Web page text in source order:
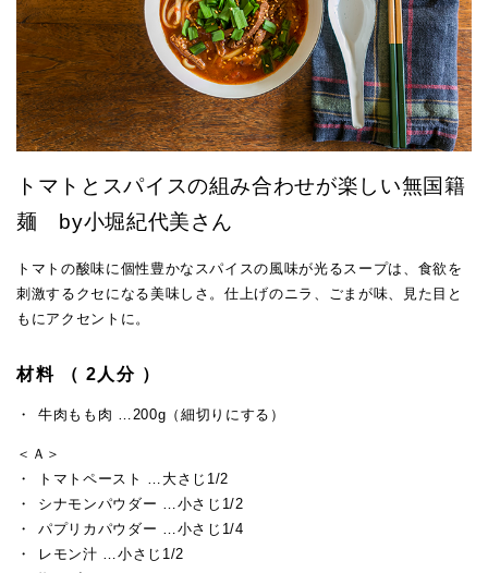
トマトとスパイスの組み合わせが楽しい無国籍
麺 by小堀紀代美さん
トマトの酸味に個性豊かなスパイスの風味が光るスープは、食欲を
刺激するクセになる美味しさ。仕上げのニラ、ごまが味、見た目と
もにアクセントに。
材料 （ 2人分 ）
牛肉もも肉 …200g（細切りにする）
＜Ａ＞
トマトペースト …大さじ1/2
シナモンパウダー …小さじ1/2
パプリカパウダー …小さじ1/4
レモン汁 …小さじ1/2